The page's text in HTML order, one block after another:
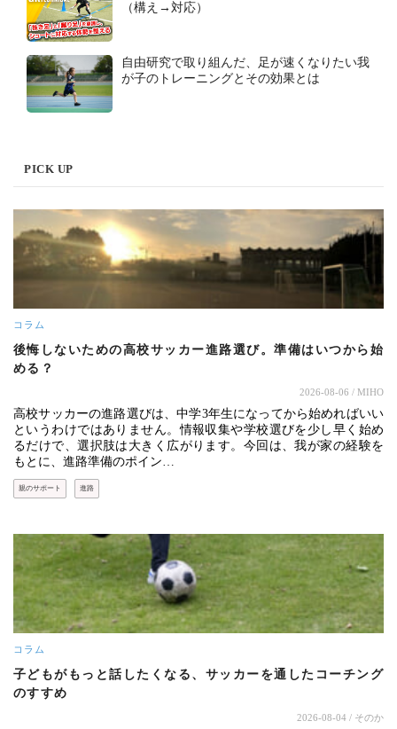
（構え→対応）
自由研究で取り組んだ、足が速くなりたい我
が子のトレーニングとその効果とは
PICK UP
コラム
後悔しないための高校サッカー進路選び。準備はいつから始
める？
2026-08-06 / MIHO
高校サッカーの進路選びは、中学3年生になってから始めればいい
というわけではありません。情報収集や学校選びを少し早く始め
るだけで、選択肢は大きく広がります。今回は、我が家の経験を
もとに、進路準備のポイン…
親のサポート 進路
コラム
子どもがもっと話したくなる、サッカーを通したコーチング
のすすめ
2026-08-04 / そのか